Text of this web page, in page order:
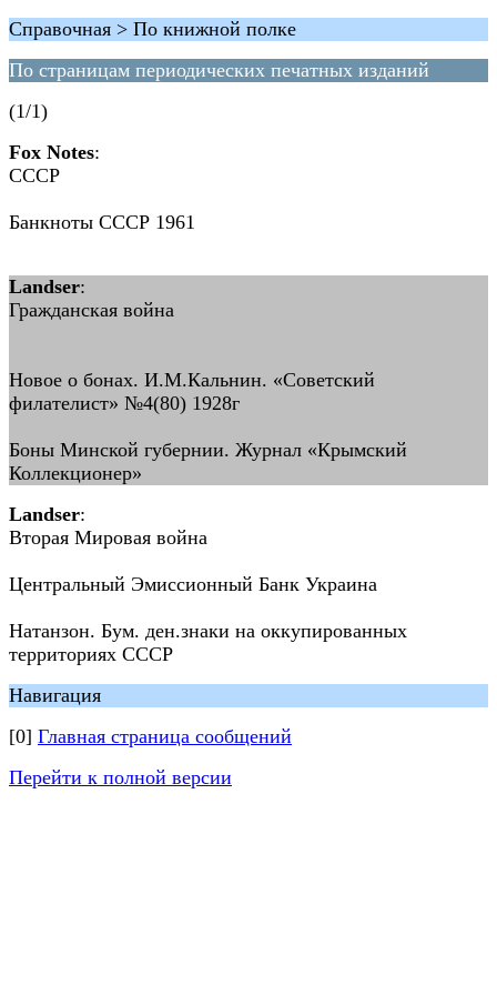
Справочная > По книжной полке
По страницам периодических печатных изданий
(1/1)
Fox Notes:
СССР
Банкноты СССР 1961
Landser:
Гражданская война
Новое о бонах. И.М.Кальнин. «Советский
филателист» №4(80) 1928г
Боны Минской губернии. Журнал «Крымский
Коллекционер»
Landser:
Вторая Мировая война
Центральный Эмиссионный Банк Украина
Натанзон. Бум. ден.знаки на оккупированных
территориях СССР
Навигация
[0] Главная страница сообщений
Перейти к полной версии